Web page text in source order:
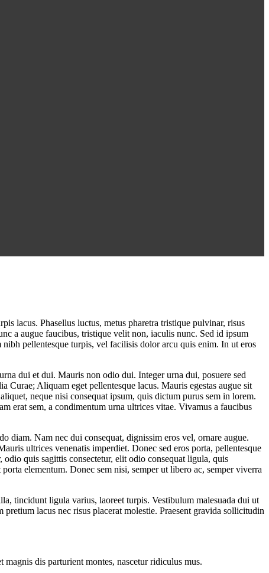
lacus. Phasellus luctus, metus pharetra tristique pulvinar, risus
a augue faucibus, tristique velit non, iaculis nunc. Sed id ipsum
pellentesque turpis, vel facilisis dolor arcu quis enim. In ut eros
dui et dui. Mauris non odio dui. Integer urna dui, posuere sed
Aliquam eget pellentesque lacus. Mauris egestas augue sit
neque nisi consequat ipsum, quis dictum purus sem in lorem.
erat sem, a condimentum urna ultrices vitae. Vivamus a faucibus
diam. Nam nec dui consequat, dignissim eros vel, ornare augue.
ultrices venenatis imperdiet. Donec sed eros porta, pellentesque
quis sagittis consectetur, elit odio consequat ligula, quis
elementum. Donec sem nisi, semper ut libero ac, semper viverra
tincidunt ligula varius, laoreet turpis. Vestibulum malesuada dui ut
lacus nec risus placerat molestie. Praesent gravida sollicitudin
dis parturient montes, nascetur ridiculus mus.